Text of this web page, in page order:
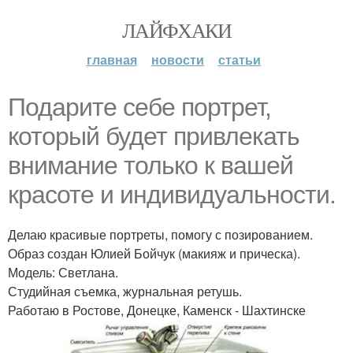
ЛАЙФХАКИ
главная новости статьи
Подарите себе портрет,
который будет привлекать
внимание только к вашей
красоте и индивидуальности.
Делаю красивые портреты, помогу с позированием.
Образ создан Юлией Бойчук (макияж и прическа).
Модель: Светлана.
Студийная съемка, журнальная ретушь.
Работаю в Ростове, Донецке, Каменск - Шахтинске